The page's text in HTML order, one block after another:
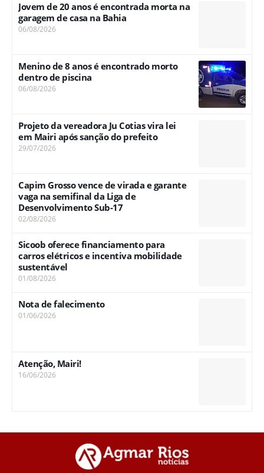
Jovem de 20 anos é encontrada morta na
garagem de casa na Bahia
06/08/2026
Menino de 8 anos é encontrado morto
dentro de piscina
06/08/2026
Projeto da vereadora Ju Cotias vira lei
em Mairi após sanção do prefeito
29/07/2026
Capim Grosso vence de virada e garante
vaga na semifinal da Liga de
Desenvolvimento Sub-17
02/08/2026
Sicoob oferece financiamento para
carros elétricos e incentiva mobilidade
sustentável
01/08/2026
Nota de falecimento
01/06/2026
Atenção, Mairi!
16/06/2026